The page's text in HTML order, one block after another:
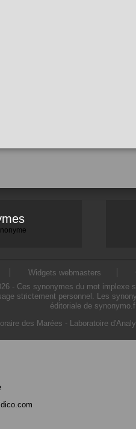
Widgets webmasters
- Ces synonymes du mot
strictement personnel. Les
éditoriale de
des Marées - Laboratoire